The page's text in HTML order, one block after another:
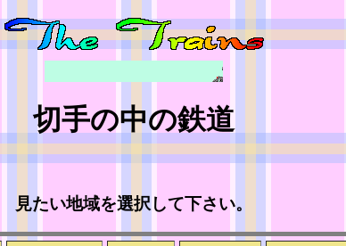
切手の中の鉄道
見たい地域を選択して下さい。